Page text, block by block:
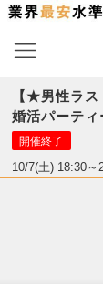
【★男性ラ
婚活パーテ
開催終了
10/7(土) 18:30～